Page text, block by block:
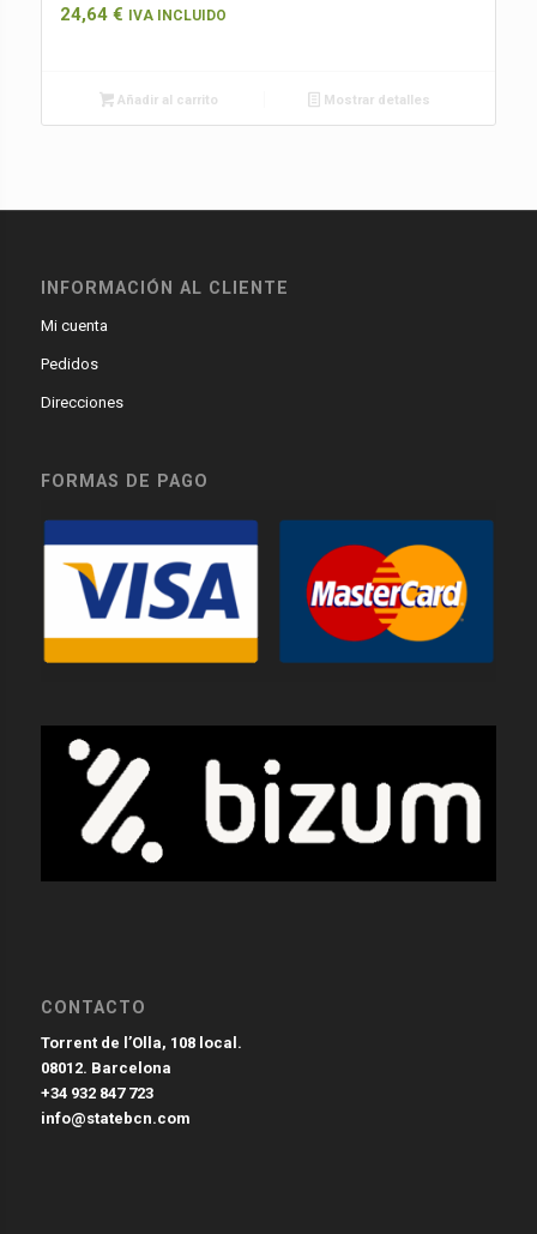
24,64 € IVA INCLUIDO
Añadir al carrito Mostrar detalles
INFORMACIÓN AL CLIENTE
Mi cuenta
Pedidos
Direcciones
FORMAS DE PAGO
CONTACTO
Torrent de l’Olla, 108 local.
08012. Barcelona
+34 932 847 723
info@statebcn.com